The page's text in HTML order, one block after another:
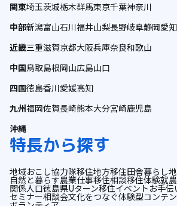
関東埼玉茨城栃木群馬東京千葉神奈川
中部新潟富山石川福井山梨長野岐阜静岡愛知
近畿三重滋賀京都大阪兵庫奈良和歌山
中国鳥取島根岡山広島山口
四国徳島香川愛媛高知
九州福岡佐賀長崎熊本大分宮崎鹿児島
沖縄
特長から探す
地域おこし協力隊移住地方移住田舎暮らし
自然と暮らす農業仕事移住相談移住体験就農
関係人口徳島県Uターン移住イベント お手伝
セミナー相談会文化をつなぐ体験型コンテ